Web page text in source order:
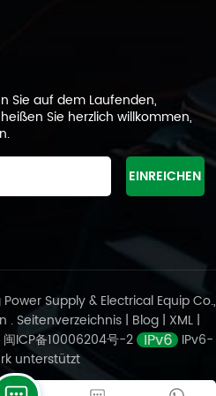
Selbst unter
bei -25 °C können diese
CCA-Werts eine
und so einen
Geringe
Umgebungen ist auch
des Akkus ein wichtiger
sehr geringe
Lebensdauer als
Batterien. Dies bedeutet,
für den Einsatz von
wichtig ist. Aufgrund der
und Anforderungen
ihrer Vorteile hinsichtlich
Sie auf dem Laufenden,
Sie herzlich willkommen,
Supply & Electrical Equip Co.,
. Seitenverzeichnis | Blog | XML |
闽ICP备10006204号-2
IPv6-
unterstützt